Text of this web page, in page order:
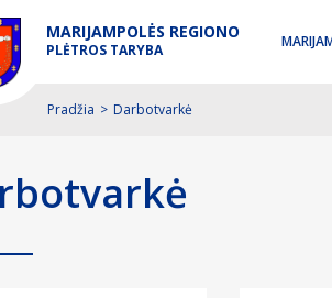
MARIJAMPOLĖS REGIONO
PLĖTROS TARYBA
Pradžia > Darbotvarkė